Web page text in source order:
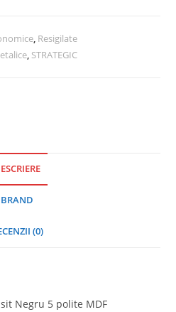
Resigilate
STRATEGIC
BRAND
(0)
Negru 5 polite MDF